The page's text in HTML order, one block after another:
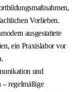
Vorlieben.
ausgestattete
ein Praxislabor vor
und
– regelmäßige